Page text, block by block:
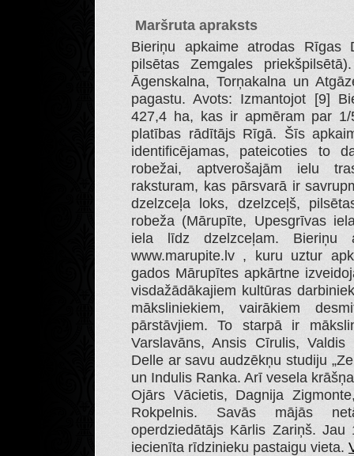
Maršruta apraksts
Bieriņu apkaime atrodas
pilsētas Zemgales
Āgenskalna, Torņakalna un
pagastu. Avots: Izmantojot [9]
427,4 ha, kas ir apmēram par
platības rādītājs Rīgā. Šīs
identificējamas, pateicoties to
robežai, aptverošajām ielu
raksturam, kas pārsvarā ir
dzelzceļa loks, dzelzceļš,
robeža (Mārupīte, Upesgrīvas
iela līdz dzelzceļam.
www.marupite.lv , kuru uztur
gados Mārupītes apkārtne
visdažādākajiem kultūras
māksliniekiem, vairākiem
pārstāvjiem. To starpā ir
Varslavāns, Ansis Cīrulis,
Delle ar savu audzēkņu studiju
un Indulis Ranka. Arī vesela
Ojārs Vācietis, Dagnija
Rokpelnis. Savās mājās
operdziedātājs Kārlis Zariņš.
iecienīta rīdzinieku pastaigu vieta.